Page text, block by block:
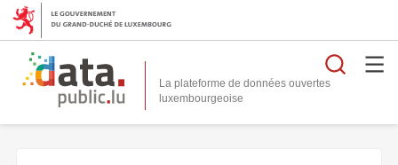
La plateforme de données ouvertes